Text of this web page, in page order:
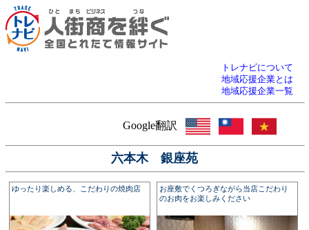
トレナビについて
地域応援企業とは
地域応援企業一覧
Google翻訳
六本木 銀座苑
ゆったり楽しめる、こだわりの焼肉店
お座敷でくつろぎながら当店こだわり
のお肉をお楽しみください